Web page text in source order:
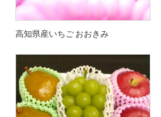
高知県産いちご おおきみ